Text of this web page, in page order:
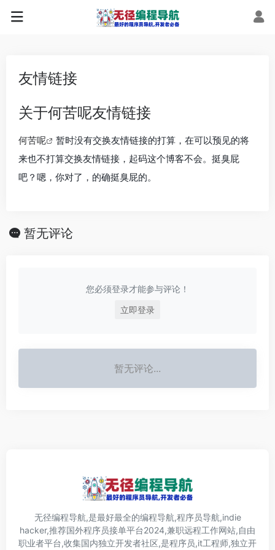
友情链接
关于何苦呢友情链接
何苦呢
暂时没有交换友情链接的打算，在可以预见的将
来也不打算交换友情链接，起码这个博客不会。挺臭屁
吧？嗯，你对了，的确挺臭屁的。
暂无评论
您必须登录才能参与评论！
立即登录
暂无评论...
无径编程导航,是最好最全的编程导航,程序员导航,indie
hacker,推荐国外程序员接单平台2024,兼职远程工作网站,自由
职业者平台,收集国内独立开发者社区,是程序员,it工程师,独立开